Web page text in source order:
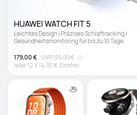
HUAWEI WATCH FIT 5
Leichtes Design | Präzises Schlaftracking |
Gesundheitsmonitoring für bis zu 10 Tage
179,00 € UVP199,00 €
oder12X14,92 € Zinsfrei